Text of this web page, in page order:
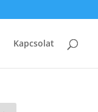
Kapcsolat